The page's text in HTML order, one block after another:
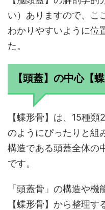
い）ありますので、こ
わかりやすいように位
た。
【頭蓋】の中心【蝶
【蝶形骨】は、15種
のようにぴったりと組
構造である頭蓋全体の
です。
「頭蓋骨」の構造や
【蝶形骨】から整理